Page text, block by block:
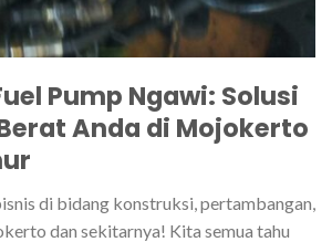
Pump Ngawi: Solusi
Anda di Mojokerto
di bidang konstruksi, pertambangan,
dan sekitarnya! Kita semua tahu